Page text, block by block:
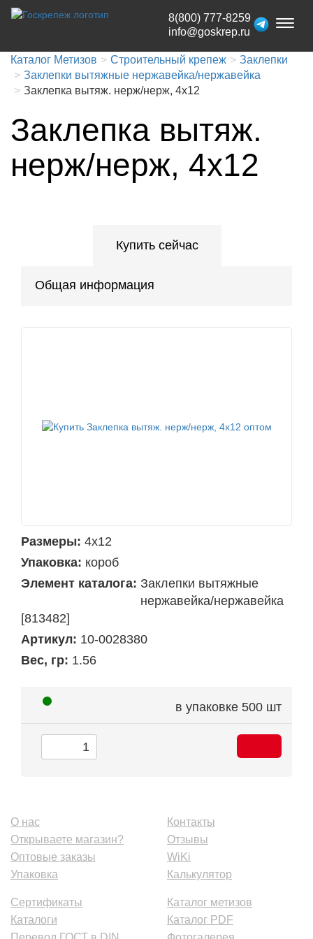
Toggle
8(800) 777-8259
info@goskrep.ru
Каталог Метизов Строительный крепеж
Заклепки
Заклепки вытяжные нержавейка/нержавейка
Заклепка вытяж. нерж/нерж, 4x12
Заклепка вытяж.
нерж/нерж, 4x12
Купить сейчас
Общая информация
Размеры: 4х12
Упаковка: короб
Элемент каталога: Заклепки вытяжные
нержавейка/нержавейка
[813482]
Артикул: 10-0028380
Вес, гр: 1.56
в упаковке 500 шт
О нас
Открываете магазин?
Оптовые заказы
Упаковка
Контакты
Отзывы
WiKi
Калькулятор
Сертификаты
Каталоги
Каталог метизов
Каталог PDF